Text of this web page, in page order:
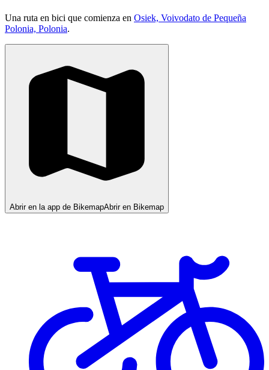
Una ruta en bici que comienza en Osiek, Voivodato de Pequeña
Polonia, Polonia.
Abrir en la app de BikemapAbrir en Bikemap